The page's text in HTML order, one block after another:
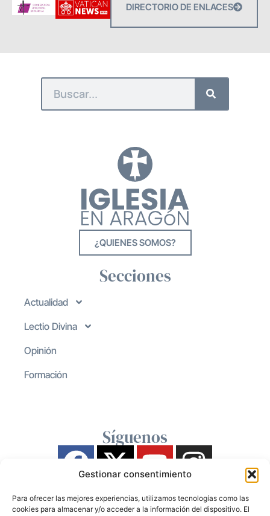
Gestionar consentimiento
Para ofrecer las mejores experiencias, utilizamos tecnologías como las
cookies para almacenar y/o acceder a la información del dispositivo. El
DIRECTORIO DE ENLACES
¿QUIENES SOMOS?
Secciones
Actualidad
Lectio Divina
Opinión
Formación
Síguenos